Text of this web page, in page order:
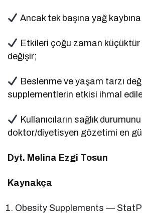
Ancak tek başına yağ
Etkileri çoğu zaman küçüktür
değişir;
Beslenme ve yaşam tarzı
supplementlerin etkisi ihmal
Kullanıcıların sağlık
doktor/diyetisyen gözetimi en
Dyt. Melina Ezgi Tosun
Kaynakça
Obesity Supplements —